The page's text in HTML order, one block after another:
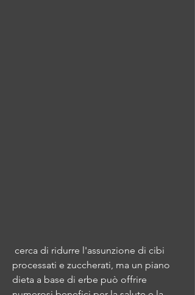
processati e zuccherati, ma un piano
dieta a base di erbe può offrire